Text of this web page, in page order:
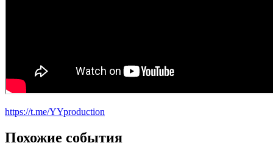
https://t.me/YYproduction
Похожие события